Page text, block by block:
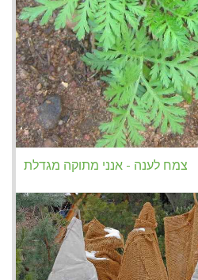
צמח לענה - אנני מתוקה מגדלת